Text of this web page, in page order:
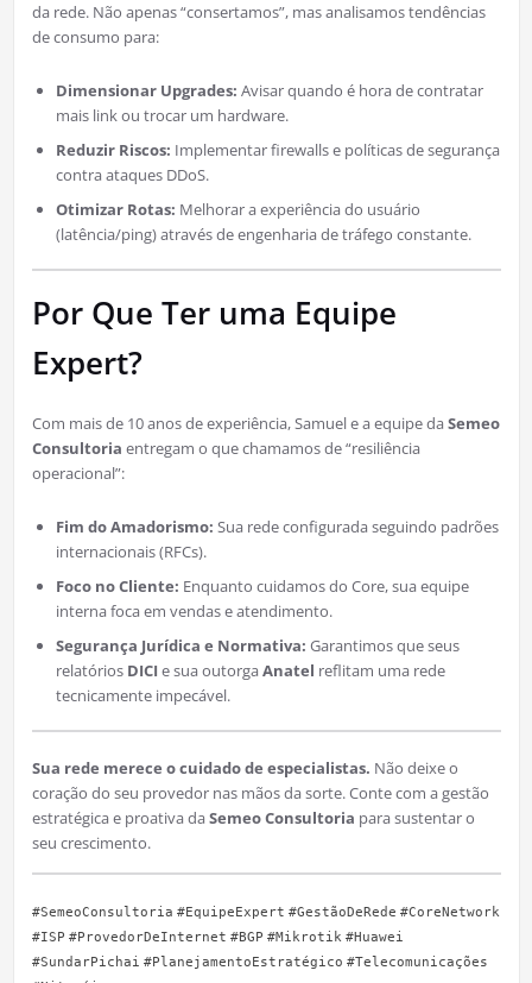
da rede. Não apenas “consertamos”, mas analisamos tendências
de consumo para:
Dimensionar Upgrades: Avisar quando é hora de contratar
mais link ou trocar um hardware.
Reduzir Riscos: Implementar firewalls e políticas de segurança
contra ataques DDoS.
Otimizar Rotas: Melhorar a experiência do usuário
(latência/ping) através de engenharia de tráfego constante.
Por Que Ter uma Equipe
Expert?
Com mais de 10 anos de experiência, Samuel e a equipe daSemeo
Consultoria entregam o que chamamos de “resiliência
operacional”:
Fim do Amadorismo: Sua rede configurada seguindo padrões
internacionais (RFCs).
Foco no Cliente: Enquanto cuidamos do Core, sua equipe
interna foca em vendas e atendimento.
Segurança Jurídica e Normativa: Garantimos que seus
relatórios DICI e sua outorgaAnatel reflitam uma rede
tecnicamente impecável.
Sua rede merece o cuidado de especialistas. Não deixe o
coração do seu provedor nas mãos da sorte. Conte com a gestão
estratégica e proativa daSemeo Consultoria para sustentar o
seu crescimento.
#SemeoConsultoria #EquipeExpert #GestãoDeRede #CoreNetwork
#ISP #ProvedorDeInternet #BGP #Mikrotik #Huawei
#SundarPichai #PlanejamentoEstratégico #Telecomunicações